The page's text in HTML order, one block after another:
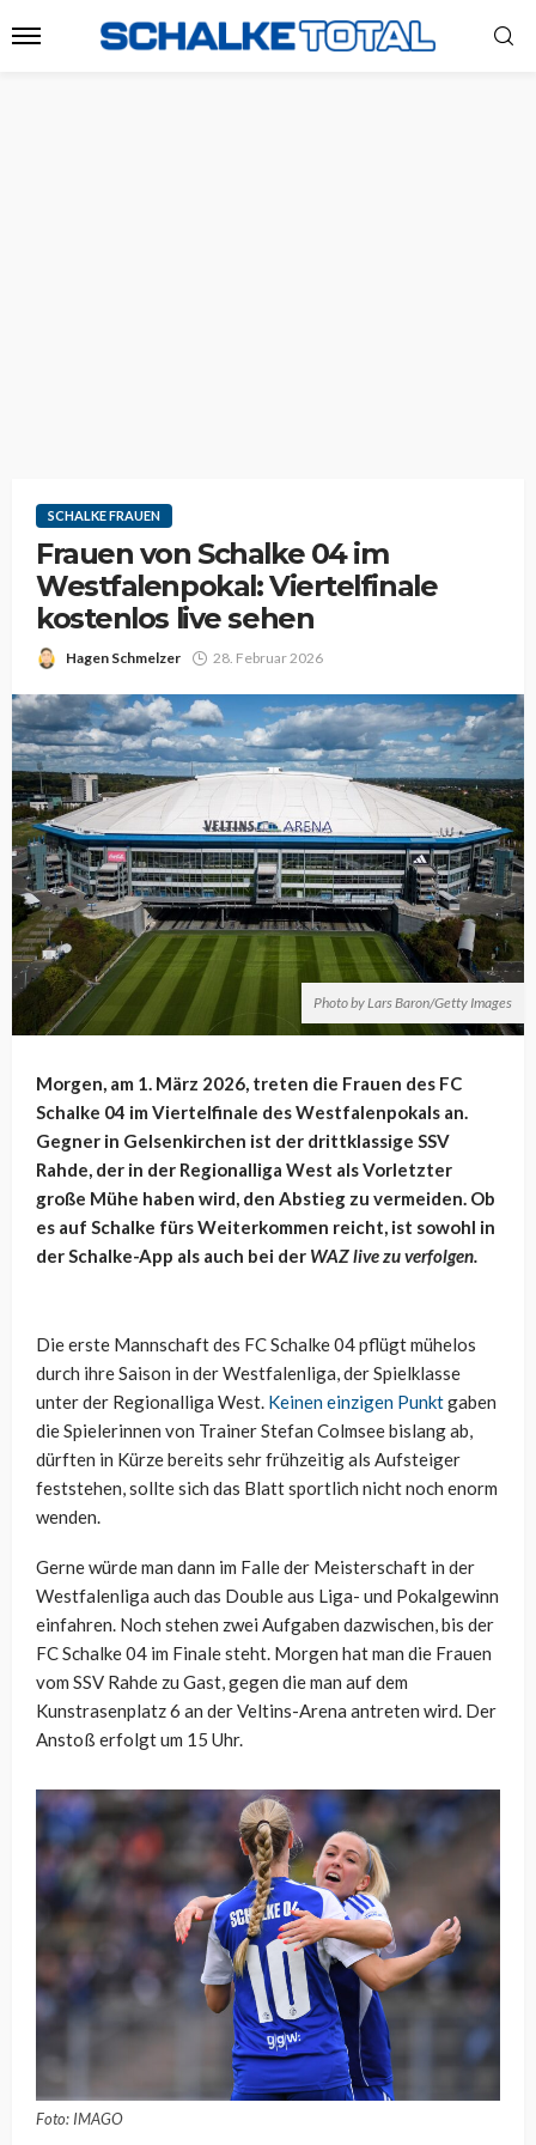
SCHALKE FRAUEN
Frauen von Schalke 04 im
Westfalenpokal: Viertelfinale
kostenlos live sehen
Hagen Schmelzer 28. Februar 2026
Photo by Lars Baron/Getty Images
Morgen, am 1. März 2026, treten die Frauen des FC
Schalke 04 im Viertelfinale des Westfalenpokals an.
Gegner in Gelsenkirchen ist der drittklassige SSV
Rahde, der in der Regionalliga West als Vorletzter
große Mühe haben wird, den Abstieg zu vermeiden. Ob
es auf Schalke fürs Weiterkommen reicht, ist sowohl in
der Schalke-App als auch bei der WAZ live zu verfolgen.
Die erste Mannschaft des FC Schalke 04 pflügt mühelos
durch ihre Saison in der Westfalenliga, der Spielklasse
unter der Regionalliga West. Keinen einzigen Punktgaben
die Spielerinnen von Trainer Stefan Colmsee bislang ab,
dürften in Kürze bereits sehr frühzeitig als Aufsteiger
feststehen, sollte sich das Blatt sportlich nicht noch enorm
wenden.
Gerne würde man dann im Falle der Meisterschaft in der
Westfalenliga auch das Double aus Liga- und Pokalgewinn
einfahren. Noch stehen zwei Aufgaben dazwischen, bis der
FC Schalke 04 im Finale steht. Morgen hat man die Frauen
vom SSV Rahde zu Gast, gegen die man auf dem
Kunstrasenplatz 6 an der Veltins-Arena antreten wird. Der
Anstoß erfolgt um 15 Uhr.
Foto: IMAGO